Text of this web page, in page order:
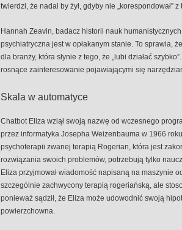
twierdzi, że nadal by żył, gdyby nie „korespondował” z
Hannah Zeavin, badacz historii nauk
psychiatryczna jest w opłakanym stanie. To sprawia,
dla branży, która słynie z tego, że „lubi działać
rosnące zainteresowanie pojawiającymi się
Skala w automatyce
Chatbot Eliza wziął swoją nazwę od wczesnego
przez informatyka Josepha Weizenbauma w 1966
psychoterapii zwanej terapią Rogerian, która jest
rozwiązania swoich problemów, potrzebują tylko
Eliza przyjmował wiadomość napisaną na maszynie
szczególnie zachwycony terapią rogeriańską, ale
ponieważ sądził, że Eliza może udowodnić swoją
powierzchowna.